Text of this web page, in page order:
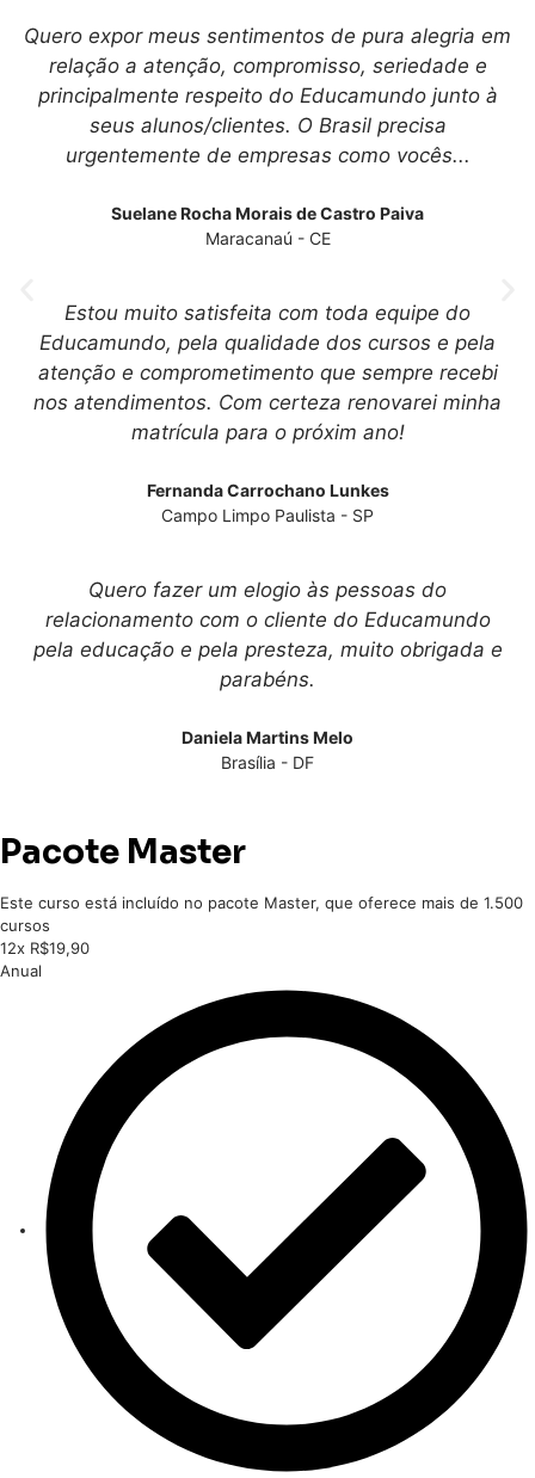
Quero expor meus sentimentos de pura alegria em
relação a atenção, compromisso, seriedade e
principalmente respeito do Educamundo junto à
seus alunos/clientes. O Brasil precisa
urgentemente de empresas como vocês...
Suelane Rocha Morais de Castro Paiva
Maracanaú - CE
Estou muito satisfeita com toda equipe do
Educamundo, pela qualidade dos cursos e pela
atenção e comprometimento que sempre recebi
nos atendimentos. Com certeza renovarei minha
matrícula para o próxim ano!
Fernanda Carrochano Lunkes
Campo Limpo Paulista - SP
Quero fazer um elogio às pessoas do
relacionamento com o cliente do Educamundo
pela educação e pela presteza, muito obrigada e
parabéns.
Daniela Martins Melo
Brasília - DF
Pacote Master
Este curso está incluído no pacote Master, que oferece mais de 1.500
cursos
12x R$19,90
Anual